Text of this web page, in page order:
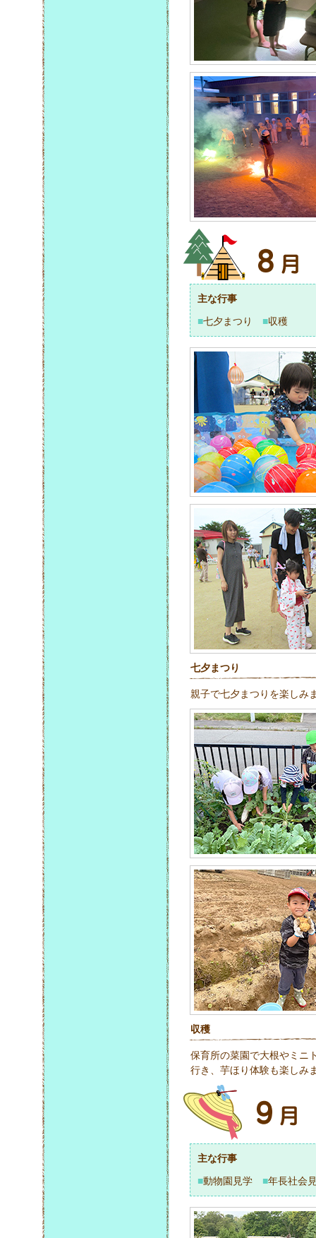
主な行事
■七夕まつり ■収穫
七夕まつり
親子で七夕まつりを楽しみ
収穫
保育所の菜園で大根やミニ
行き、芋ほり体験も楽しみ
主な行事
■動物園見学 ■年長社